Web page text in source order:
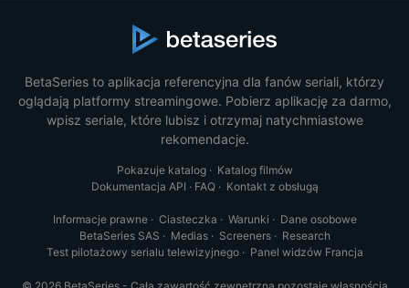
BetaSeries to aplikacja referencyjna dla fanów seriali, którzy
oglądają platformy streamingowe. Pobierz aplikację za darmo,
wpisz seriale, które lubisz i otrzymaj natychmiastowe
rekomendacje.
Pokazuje katalog· Katalog filmów
Dokumentacja API · FAQ· Kontakt z obsługą
Informacje prawne· Ciasteczka · Warunki · Dane osobowe
BetaSeries SAS · Medias· Screeners· Research
Test pilotażowy serialu telewizyjnego· Panel widzów Francja